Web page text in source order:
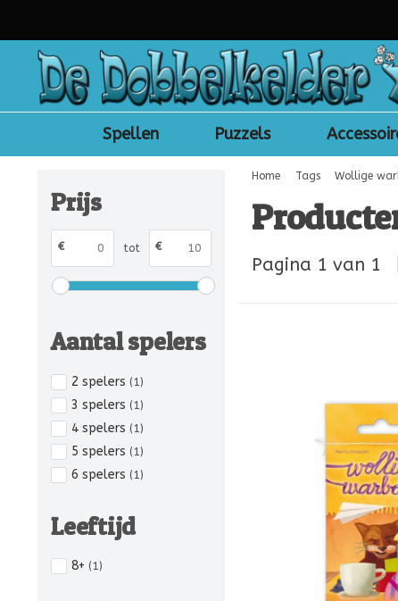
Spellen Puzzels
Prijs
€ tot €
Aantal spelers
2 spelers (1)
3 spelers (1)
4 spelers (1)
5 spelers (1)
6 spelers (1)
Leeftijd
8+ (1)
Home Tags Wollige
Pagina 1 van 1